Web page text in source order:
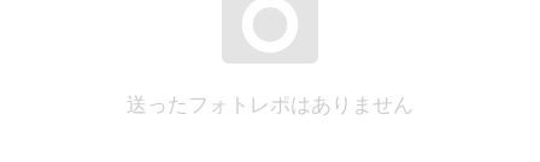
送ったフォトレポはありません